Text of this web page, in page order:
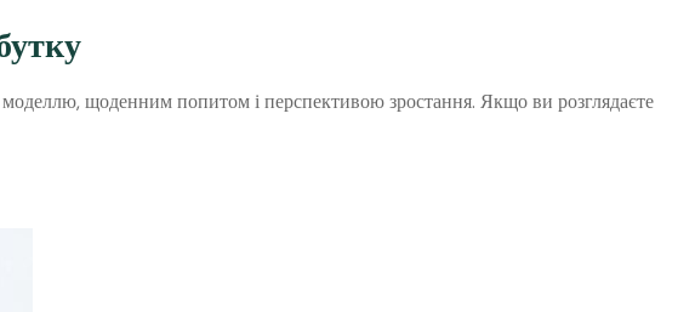
щоденним попитом і перспективою зростання. Якщо ви розглядаєте